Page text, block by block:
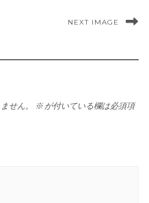
NEXT IMAGE
せん。 ※ が付いている欄は必須項